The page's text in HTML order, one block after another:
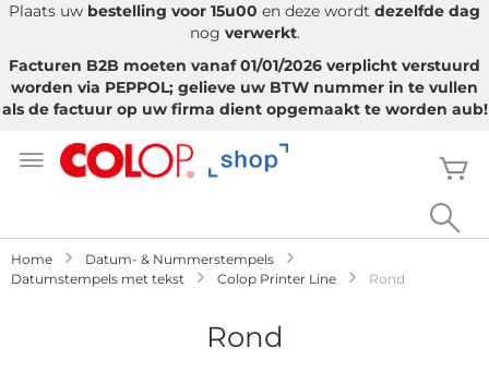
Plaats uw bestelling voor 15u00 en deze wordt dezelfde dag
nog verwerkt.
Facturen B2B moeten vanaf 01/01/2026 verplicht verstuurd
worden via PEPPOL; gelieve uw BTW nummer in te vullen
als de factuur op uw firma dient opgemaakt te worden aub!
naar
Home
Datum- & Nummerstempels
Datumstempels met tekst
Colop Printer Line Rond
Rond